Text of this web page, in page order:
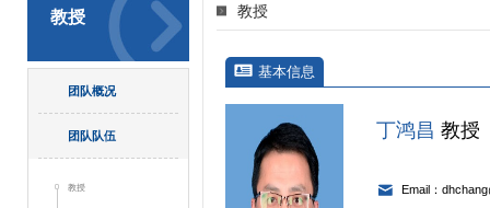
教授
团队概况
团队队伍
教授
教授
基本信息
丁鸿昌 教授
Email：